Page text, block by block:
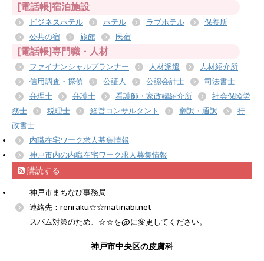
[電話帳]宿泊施設
ビジネスホテル ホテル ラブホテル
保養所
公共の宿
旅館 民宿
[電話帳]専門職・人材
ファイナンシャルプランナー 人材派遣
人材紹介所
信用調査・探偵
公証人 公認会計士
司法書士
弁理士
弁護士 看護師・家政婦紹介所
社会保険労
務士
税理士 経営コンサルタント 翻訳・通訳
行
政書士
内職在宅ワーク求人募集情報
神戸市内の内職在宅ワーク求人募集情報
購読する
神戸市まちなび事務局
連絡先：renraku☆☆matinabi.net
スパム対策のため、☆☆を@に変更してください。
神戸市中央区の皮膚科